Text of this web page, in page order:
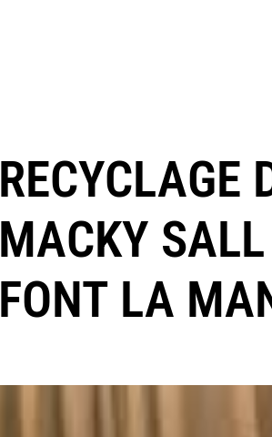
RECYCLAGE
MACKY
FONT LA